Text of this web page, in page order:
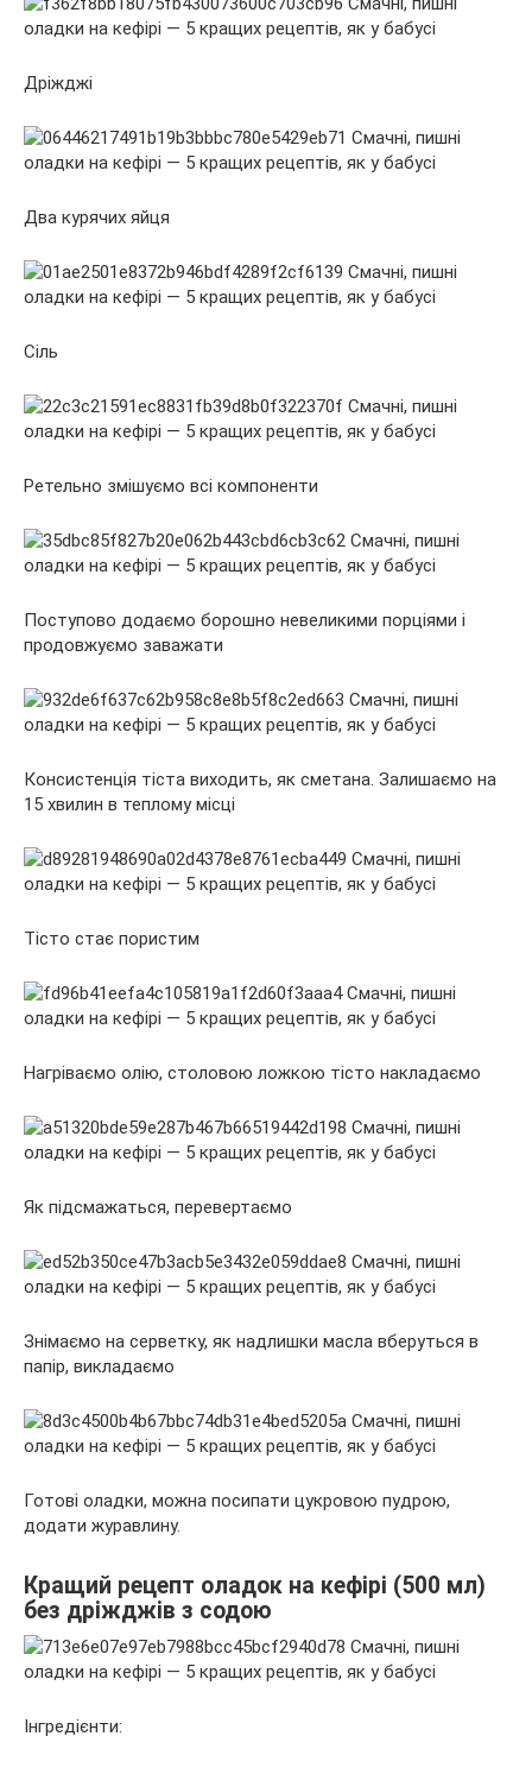
Дріжджі
Два курячих яйця
Сіль
Ретельно змішуємо всі компоненти
Поступово додаємо борошно невеликими порціями і
продовжуємо заважати
Консистенція тіста виходить, як сметана. Залишаємо на
15 хвилин в теплому місці
Тісто стає пористим
Нагріваємо олію, столовою ложкою тісто накладаємо
Як підсмажаться, перевертаємо
Знімаємо на серветку, як надлишки масла вберуться в
папір, викладаємо
Готові оладки, можна посипати цукровою пудрою,
додати журавлину.
Кращий рецепт оладок на кефірі (500 мл)
без дріжджів з содою
Інгредієнти: